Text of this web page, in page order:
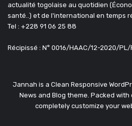
actualité togolaise au quotidien
santé..) et de l'international en temps
Tel : +228 91 06 25 88
Récipissé : N° 0016/HAAC/12-2020/PL/
Jannah is a Clean Responsive
News and Blog theme. Packed
completely customize your